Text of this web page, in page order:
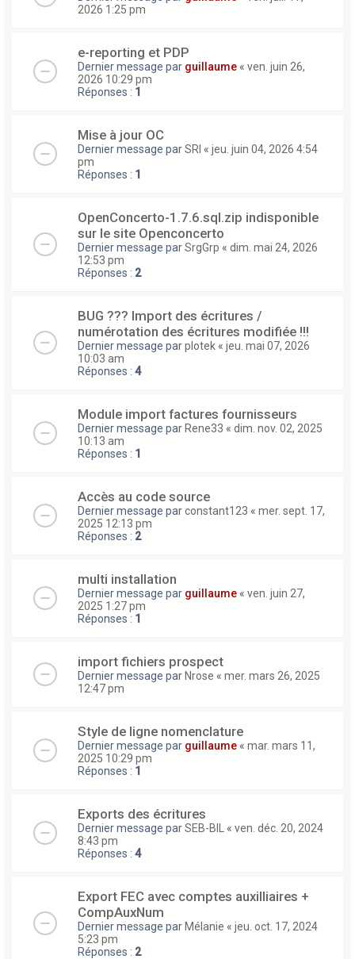
2026 1:25 pm
e-reporting et PDP
Dernier message par guillaume « ven. juin 26,
2026 10:29 pm
Réponses : 1
Mise à jour OC
Dernier message parSRI « jeu. juin 04, 2026 4:54
pm
Réponses : 1
OpenConcerto-1.7.6.sql.zip indisponible
sur le site Openconcerto
Dernier message parSrgGrp « dim. mai 24, 2026
12:53 pm
Réponses : 2
BUG ??? Import des écritures /
numérotation des écritures modifiée !!!
Dernier message parplotek « jeu. mai 07, 2026
10:03 am
Réponses : 4
Module import factures fournisseurs
Dernier message par Rene33 « dim. nov. 02, 2025
10:13 am
Réponses : 1
Accès au code source
Dernier message parconstant123 « mer. sept. 17,
2025 12:13 pm
Réponses : 2
multi installation
Dernier message par guillaume « ven. juin 27,
2025 1:27 pm
Réponses : 1
import fichiers prospect
Dernier message par Nrose « mer. mars 26, 2025
12:47 pm
Style de ligne nomenclature
Dernier message par guillaume « mar. mars 11,
2025 10:29 pm
Réponses : 1
Exports des écritures
Dernier message parSEB-BIL « ven. déc. 20, 2024
8:43 pm
Réponses : 4
Export FEC avec comptes auxilliaires +
CompAuxNum
Dernier message par Mélanie « jeu. oct. 17, 2024
5:23 pm
Réponses : 2